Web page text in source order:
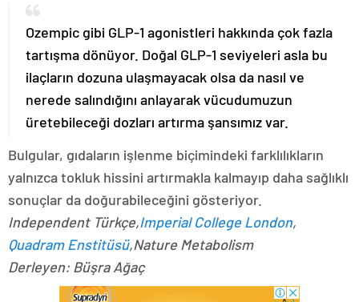
Ozempic gibi GLP-1 agonistleri hakkında çok fazla
tartışma dönüyor. Doğal GLP-1 seviyeleri asla bu
ilaçların dozuna ulaşmayacak olsa da nasıl ve
nerede salındığını anlayarak vücudumuzun
üretebileceği dozları artırma şansımız var.
Bulgular, gıdaların işlenme biçimindeki farklılıkların
yalnızca tokluk hissini artırmakla kalmayıp daha sağlıklı
sonuçlar da doğurabileceğini gösteriyor.
Independent Türkçe,Imperial College London,
Quadram Enstitüsü,Nature Metabolism
Derleyen: Büşra Ağaç